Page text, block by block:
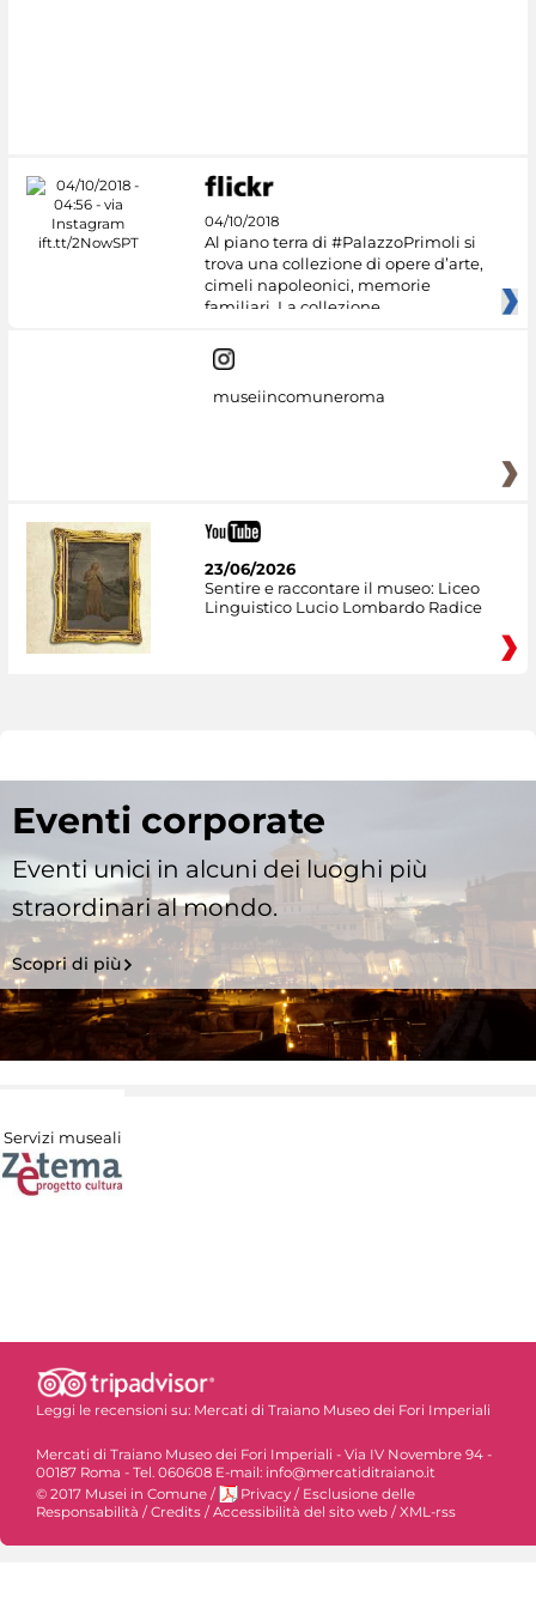
04/10/2018
Al piano terra di #PalazzoPrimoli si
trova una collezione di opere d’arte,
cimeli napoleonici, memorie
familiari. La collezione
museiincomuneroma
23/06/2026
Sentire e raccontare il museo: Liceo
Linguistico Lucio Lombardo Radice
Eventi corporate
Eventi unici in alcuni dei luoghi più
straordinari al mondo.
Scopri di più
Servizi museali
Leggi le recensioni su: Mercati di Traiano Museo dei Fori Imperiali
Mercati di Traiano Museo dei Fori Imperiali - Via IV Novembre 94 -
00187 Roma - Tel. 060608 E-mail: info@mercatiditraiano.it
© 2017 Musei in Comune / Privacy / Esclusione delle
Responsabilità /Credits /Accessibilità del sito web /XML-rss